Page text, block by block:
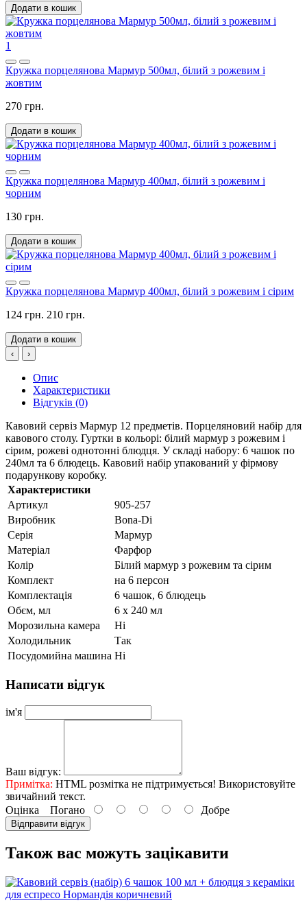
Додати в кошик
1
Кружка порцелянова Мармур 500мл, білий з рожевим і
жовтим
270 грн.
Додати в кошик
Кружка порцелянова Мармур 400мл, білий з рожевим і
чорним
130 грн.
Додати в кошик
Кружка порцелянова Мармур 400мл, білий з рожевим і сірим
124 грн. 210 грн.
Додати в кошик
‹
›
Опис
Характеристики
Відгуків (0)
Кавовий сервіз Мармур 12 предметів. Порцеляновий набір для
кавового столу. Гуртки в кольорі: білий мармур з рожевим і
сірим, рожеві однотонні блюдця. У складі набору: 6 чашок по
240мл та 6 блюдець. Кавовий набір упакований у фірмову
подарункову коробку.
Характеристики
Артикул
905-257
Виробник
Bona-Di
Серія
Мармур
Матеріал
Фарфор
Колір
Білий мармур з рожевим та сірим
Комплект
на 6 персон
Комплектація
6 чашок, 6 блюдець
Обєм, мл
6 х 240 мл
Морозильна камера
Ні
Холодильник
Так
Посудомийна машина Ні
Написати відгук
ім'я
Ваш відгук:
Примітка: HTML розмітка не підтримується! Використовуйте
звичайний текст.
Оцінка Погано Добре
Відправити відгук
Також вас можуть зацікавити